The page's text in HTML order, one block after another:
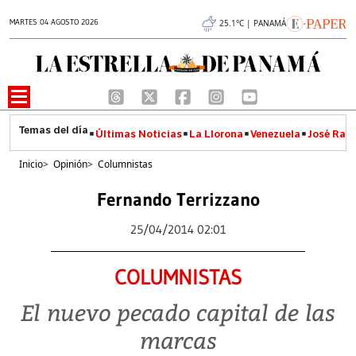
MARTES 04 AGOSTO 2026 25.1°C | PANAMÁ
Últimas Noticias La Llorona Venezuela José
Inicio> Opinión> Columnistas
Fernando Terrizzano
25/04/2014 02:01
COLUMNISTAS
El nuevo pecado capital de las
marcas